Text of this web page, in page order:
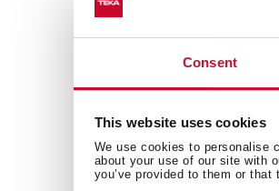
Consent
This website uses cookies
We use cookies to personalise
about your use of our site with
you’ve provided to them or